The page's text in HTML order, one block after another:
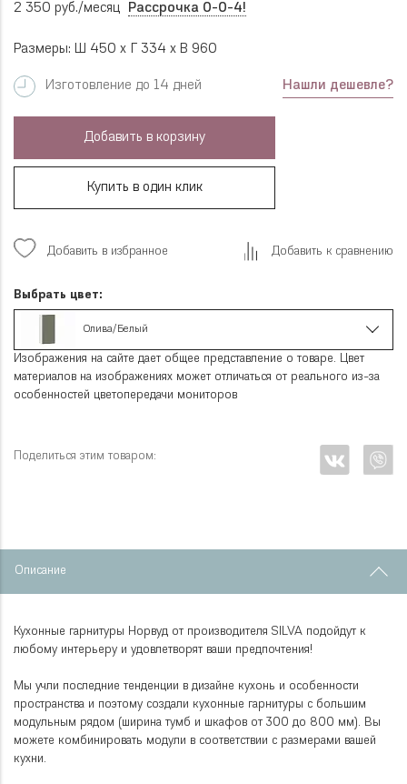
2 350 руб./месяц Рассрочка 0-0-4!
Размеры: Ш 450 x Г 334 x В 960
Изготовление до 14 дней Нашли дешевле?
Добавить в корзину
Купить в один клик
Добавить в избранное Добавить к сравнению
Выбрать цвет:
Олива/Белый
Изображения на сайте дает общее представление о товаре. Цвет
материалов на изображениях может отличаться от реального из-за
особенностей цветопередачи мониторов
Поделиться этим товаром:
Описание
Кухонные гарнитуры Норвуд от производителя SILVA подойдут к
любому интерьеру и удовлетворят ваши предпочтения!
Мы учли последние тенденции в дизайне кухонь и особенности
пространства и поэтому создали кухонные гарнитуры с большим
модульным рядом (ширина тумб и шкафов от 300 до 800 мм). Вы
можете комбинировать модули в соответствии с размерами вашей
кухни.